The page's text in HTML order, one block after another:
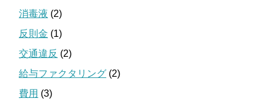
消毒液 (2)
反則金 (1)
交通違反 (2)
給与ファクタリング (2)
費用 (3)